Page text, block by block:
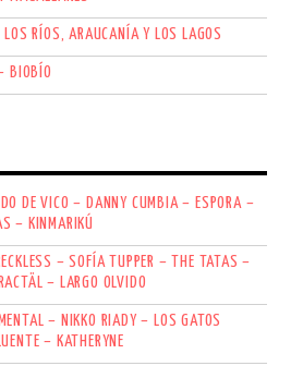
RÍOS, ARAUCANÍA Y LOS LAGOS
BIOBÍO
DE VICO – DANNY CUMBIA – ESPORA –
– KINMARIKÚ
– SOFÍA TUPPER – THE TATAS –
– LARGO OLVIDO
– NIKKO RIADY – LOS GATOS
– KATHERYNE